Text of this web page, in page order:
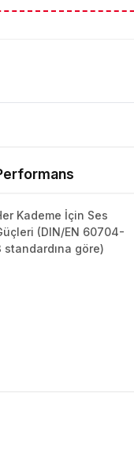
Kademe İçin Ses
(DIN/EN 60704-
standardına göre)